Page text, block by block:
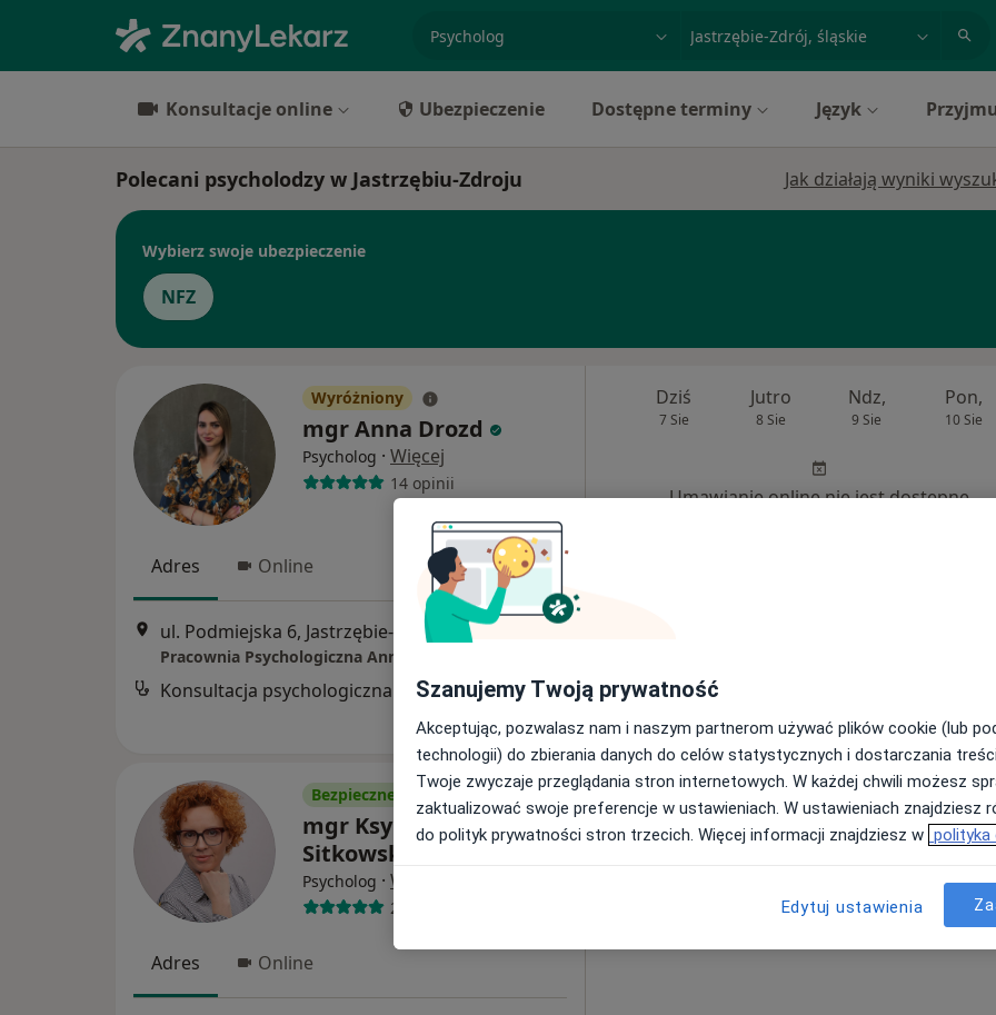
miasto lub dzielnica
Konsultacje online Ubezpieczenie Dostępne terminy Język
Polecani psycholodzy w Jastrzębiu-Zdroju Jak działają wyniki
Wybierz swoje ubezpieczenie
NFZ
Wyróżniony
mgr Anna Drozd
Psycholog · Więcej
14 opinii
Adres Online
ul. Podmiejska 6, Jastrzębie-Zdrój Mapa
Pracownia Psychologiczna Anna Drozd
Konsultacja psychologiczna od 190 zł
Dziś
7 Sie
Jutro
8 Sie
Ndz,
9 Sie
Pon,
10 Sie
Umawianie online nie jest dostępne
Bezpieczne płatności
mgr Ksymena
Sitkowska
Psycholog · Więcej
2 opinie
Adres Online
Dziś
7 Sie
Jutro
8 Sie
Ndz,
9 Sie
Pon,
10 Sie
Szanujemy Twoją prywatność
Akceptując, pozwalasz nam i naszym partnerom używać plików cookie (lub
technologii) do zbierania danych do celów statystycznych i dostarczania
Twoje zwyczaje przeglądania stron internetowych. W każdej chwili możesz
zaktualizować swoje preferencje w ustawieniach. W ustawieniach znajdziesz
do polityk prywatności stron trzecich. Więcej informacji znajdziesz w polityka
Edytuj ustawienia